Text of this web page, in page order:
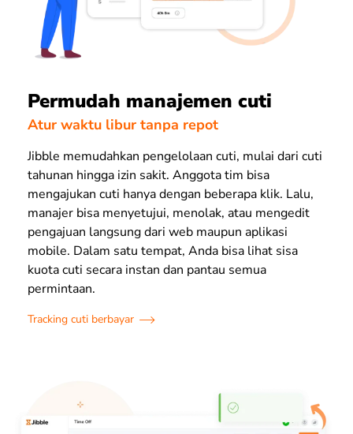
Permudah manajemen cuti
Atur waktu libur tanpa repot
Jibble memudahkan pengelolaan cuti, mulai dari cuti
tahunan hingga izin sakit. Anggota tim bisa
mengajukan cuti hanya dengan beberapa klik. Lalu,
manajer bisa menyetujui, menolak, atau mengedit
pengajuan langsung dari web maupun aplikasi
mobile. Dalam satu tempat, Anda bisa lihat sisa
kuota cuti secara instan dan pantau semua
permintaan.
Tracking cuti berbayar